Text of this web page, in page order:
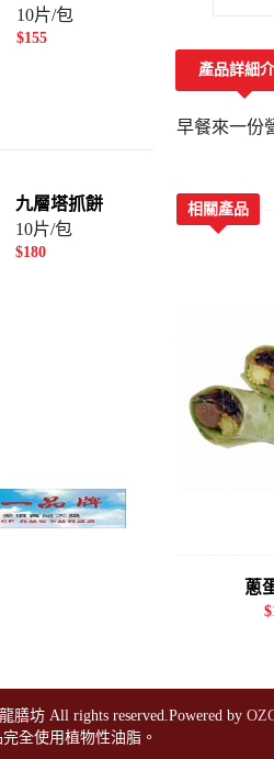
10片/包
$155
九層塔抓餅
10片/包
$180
產品詳細
早餐來一份
相關產品
蔥
膳坊 All rights reserved.Powered by
全使用植物性油脂。